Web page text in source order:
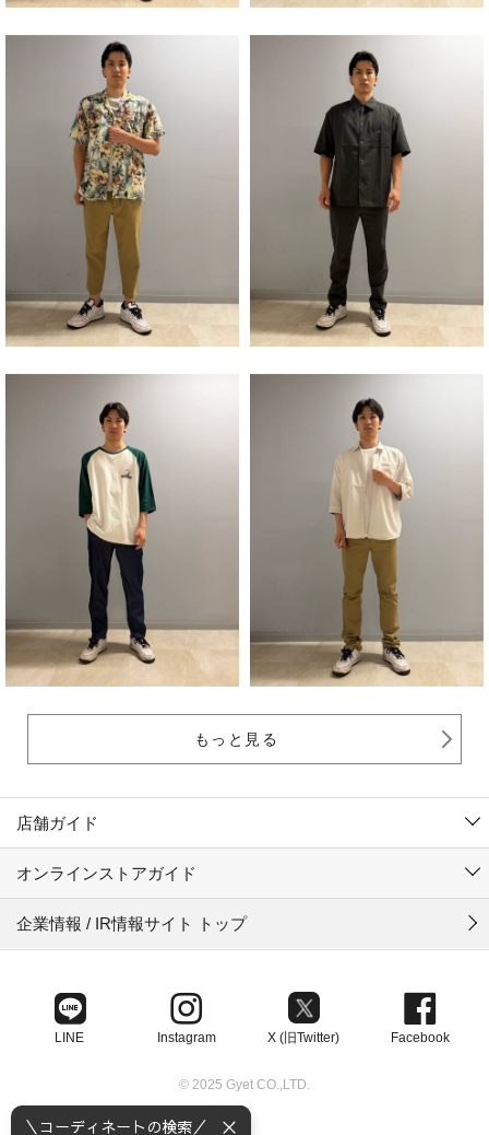
もっと見る
店舗ガイド
オンラインストアガイド
企業情報 / IR情報サイト トップ
LINE Instagram X (旧Twitter) Facebook
© 2025 Gyet CO.,LTD.
＼コーディネートの検索／